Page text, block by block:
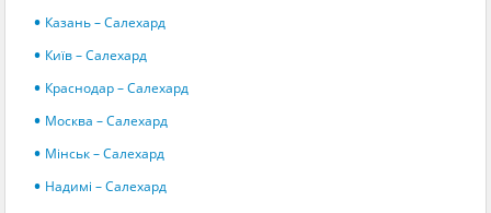
Казань – Салехард
Київ – Салехард
Краснодар – Салехард
Москва – Салехард
Мінськ – Салехард
Надимі – Салехард